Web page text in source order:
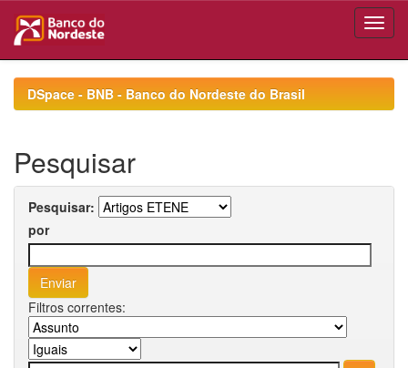
navigationDSpace - BNB - Banco do Nordeste do Brasil
Pesquisar
Pesquisar:
por
Filtros correntes: